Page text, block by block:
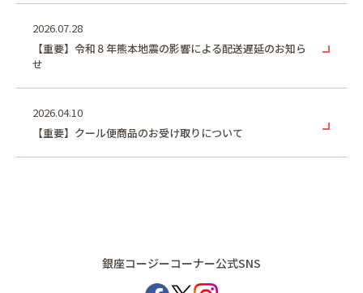
2026.07.28
【重要】令和８年熊本地震の影響による配送遅延のお知ら
せ
2026.04.10
【重要】クール便商品のお受け取りについて
銀座コージーコーナー公式SNS